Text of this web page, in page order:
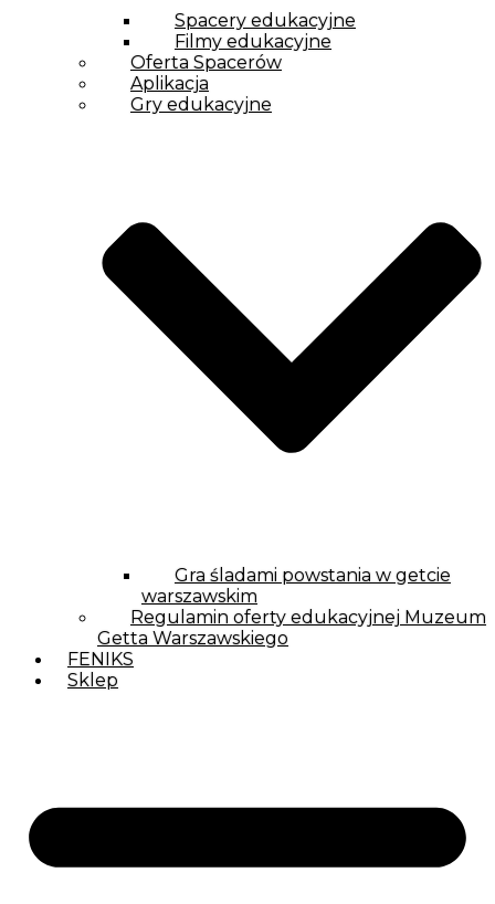
Spacery edukacyjne
Filmy edukacyjne
Oferta Spacerów
Aplikacja
Gry edukacyjne
Gra śladami powstania w getcie
warszawskim
Regulamin oferty edukacyjnej Muzeum
Getta Warszawskiego
FENIKS
Sklep